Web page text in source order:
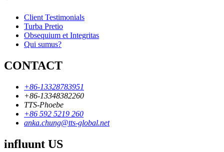
Client Testimonials
Turba Pretio
Obsequium et Integritas
Qui sumus?
CONTACT
+86-13328783951
+86-13348382260
TTS-Phoebe
+86 592 5219 260
anka.chung@tts-global.net
influunt US